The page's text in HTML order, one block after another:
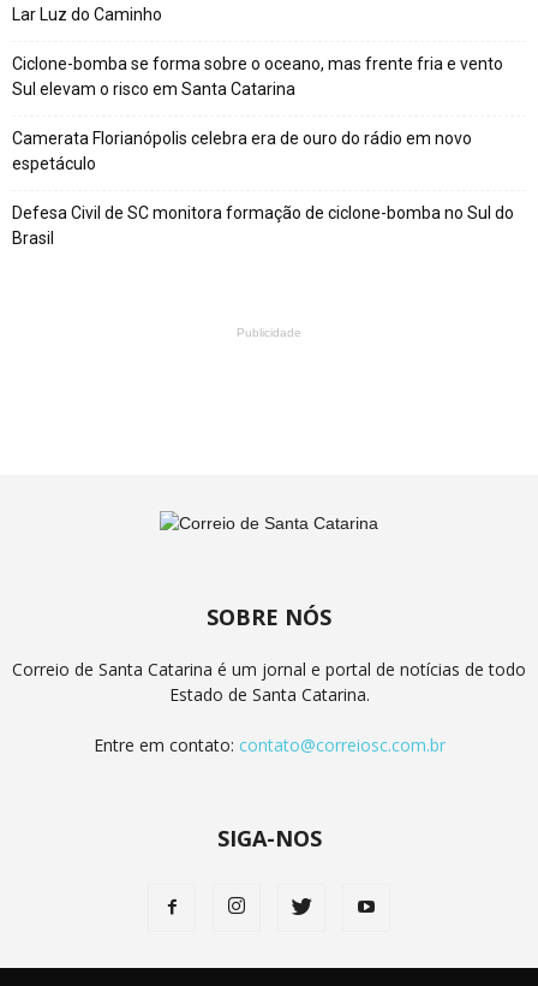
Lar Luz do Caminho
Ciclone-bomba se forma sobre o oceano, mas frente fria e vento
Sul elevam o risco em Santa Catarina
Camerata Florianópolis celebra era de ouro do rádio em novo
espetáculo
Defesa Civil de SC monitora formação de ciclone-bomba no Sul do
Brasil
Publicidade
SOBRE NÓS
Correio de Santa Catarina é um jornal e portal de notícias de todo
Estado de Santa Catarina.
Entre em contato: contato@correiosc.com.br
SIGA-NOS